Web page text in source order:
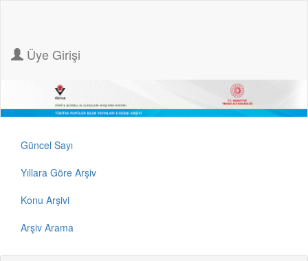
Üye Girişi
Güncel Sayı
Yıllara Göre Arşiv
Konu Arşivi
Arşiv Arama